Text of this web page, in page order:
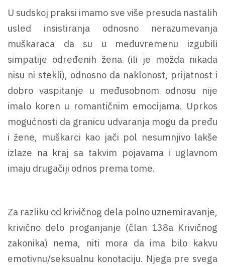
U sudskoj praksi imamo sve više presuda nastalih
usled insistiranja odnosno nerazumevanja
muškaraca da su u međuvremenu izgubili
simpatije određenih žena (ili je možda nikada
nisu ni stekli), odnosno da naklonost, prijatnost i
dobro vaspitanje u međusobnom odnosu nije
imalo koren u romantičnim emocijama. Uprkos
mogućnosti da granicu udvaranja mogu da pređu
i žene, muškarci kao jači pol nesumnjivo lakše
izlaze na kraj sa takvim pojavama i uglavnom
imaju drugačiji odnos prema tome.
Za razliku od krivičnog dela polno uznemiravanje,
krivično delo proganjanje (član 138a Krivičnog
zakonika) nema, niti mora da ima bilo kakvu
emotivnu/seksualnu konotaciju. Njega pre svega